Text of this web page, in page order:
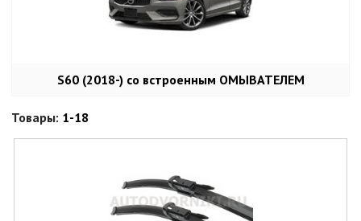
S60 (2018-) со встроенным ОМЫВАТЕЛЕМ
Товары: 1-18